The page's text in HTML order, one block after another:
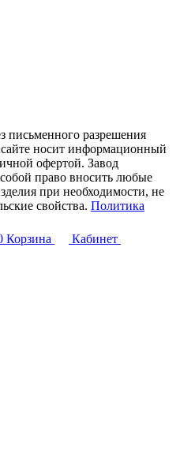
письменного разрешения
носит информационный
офертой. Завод
собой право вносить любые
при необходимости, не
свойства. Политика
Корзина
Кабинет